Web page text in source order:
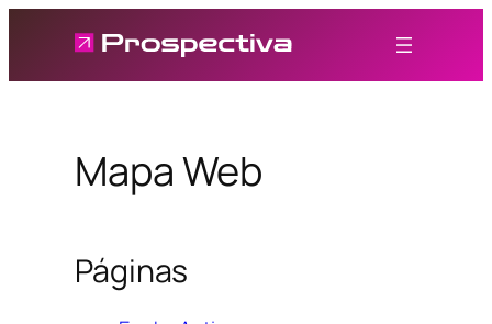
contenido
Mapa Web
Páginas